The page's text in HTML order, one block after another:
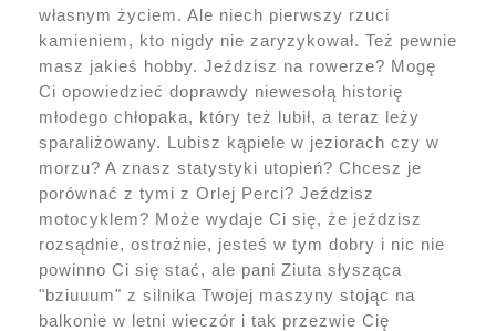
własnym życiem. Ale niech pierwszy rzuci
kamieniem, kto nigdy nie zaryzykował. Też pewnie
masz jakieś hobby. Jeździsz na rowerze? Mogę
Ci opowiedzieć doprawdy niewesołą historię
młodego chłopaka, który też lubił, a teraz leży
sparaliżowany. Lubisz kąpiele w jeziorach czy w
morzu? A znasz statystyki utopień? Chcesz je
porównać z tymi z Orlej Perci? Jeździsz
motocyklem? Może wydaje Ci się, że jeździsz
rozsądnie, ostrożnie, jesteś w tym dobry i nic nie
powinno Ci się stać, ale pani Ziuta słysząca
"bziuuum" z silnika Twojej maszyny stojąc na
balkonie w letni wieczór i tak przezwie Cię